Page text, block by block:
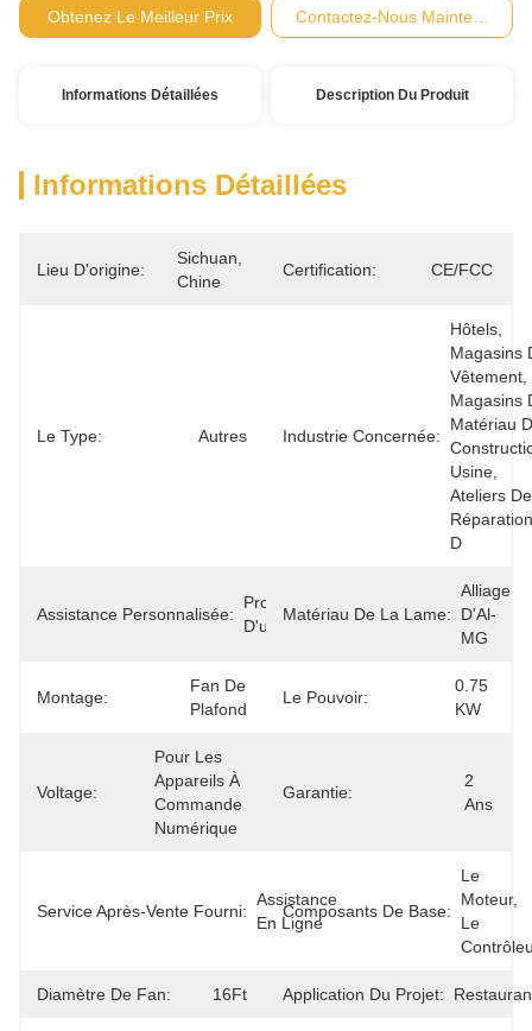
Obtenez Le Meilleur Prix Contactez-Nous Maintenant
Informations Détaillées Description Du Produit
Informations Détaillées
Lieu D'origine:
Sichuan,
Chine
Certification: CE/FCC
Le Type: Autres Industrie Concernée:
Hôtels,
Magasins
Vêtement,
Magasins
Matériau
Usine,
Ateliers De
D
Assistance Personnalisée:
Produits
D'usinage
Matériau De La Lame:
Alliage
D'Al-
MG
Montage:
Fan De
Plafond
Le Pouvoir:
0.75
KW
Voltage:
Pour Les
Appareils À
Commande
Numérique
Garantie:
2
Ans
Service Après-Vente Fourni:
Assistance
En Ligne
Composants De Base:
Le
Moteur,
Le
Diamètre De Fan: 16Ft Application Du Projet: